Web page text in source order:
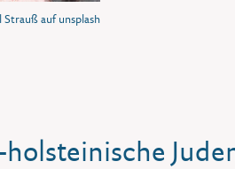
Strauß auf unsplash